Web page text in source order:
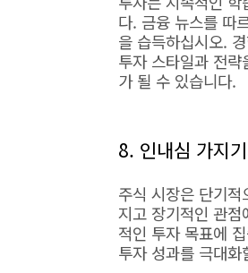
다. 금융 뉴스를 따
을 습득하십시오.
투자 스타일과 전
가 될 수 있습니다.
8. 인내심 가지
주식 시장은 단기
지고 장기적인 관
적인 투자 목표에
투자 성과를 극대